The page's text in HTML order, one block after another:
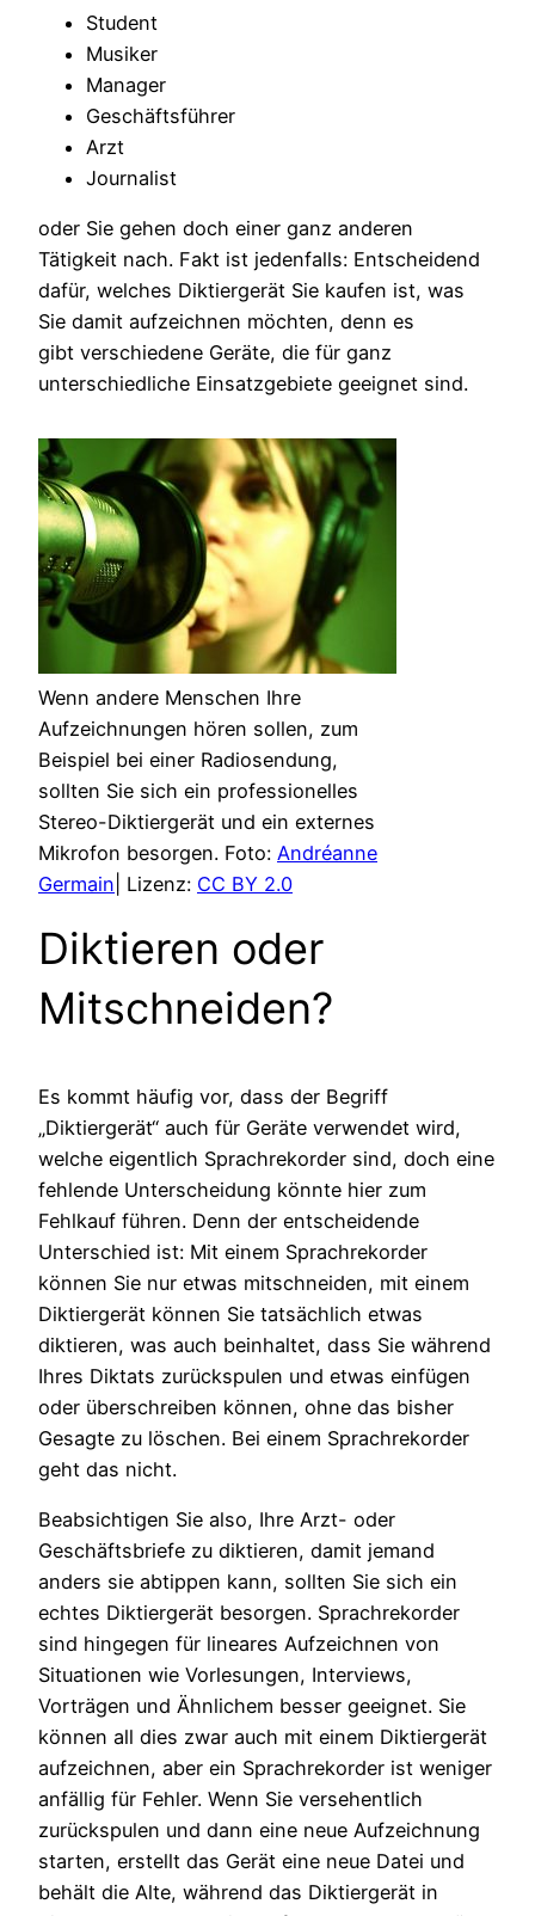
Student
Musiker
Manager
Geschäftsführer
Arzt
Journalist
oder Sie gehen doch einer ganz anderen
Tätigkeit nach. Fakt ist jedenfalls: Entscheidend
dafür, welches Diktiergerät Sie kaufen ist, was
Sie damit aufzeichnen möchten, denn es
gibt verschiedene Geräte, die für ganz
unterschiedliche Einsatzgebiete geeignet sind.
Wenn andere Menschen Ihre
Aufzeichnungen hören sollen, zum
Beispiel bei einer Radiosendung,
sollten Sie sich ein professionelles
Stereo-Diktiergerät und ein externes
Mikrofon besorgen. Foto: Andréanne
Germain | Lizenz: CC BY 2.0
Diktieren oder
Mitschneiden?
Es kommt häufig vor, dass der Begriff
„Diktiergerät“ auch für Geräte verwendet wird,
welche eigentlich Sprachrekorder sind, doch eine
fehlende Unterscheidung könnte hier zum
Fehlkauf führen. Denn der entscheidende
Unterschied ist: Mit einem Sprachrekorder
können Sie nur etwas mitschneiden, mit einem
Diktiergerät können Sie tatsächlich etwas
diktieren, was auch beinhaltet, dass Sie während
Ihres Diktats zurückspulen und etwas einfügen
oder überschreiben können, ohne das bisher
Gesagte zu löschen. Bei einem Sprachrekorder
geht das nicht.
Beabsichtigen Sie also, Ihre Arzt- oder
Geschäftsbriefe zu diktieren, damit jemand
anders sie abtippen kann, sollten Sie sich ein
echtes Diktiergerät besorgen. Sprachrekorder
sind hingegen für lineares Aufzeichnen von
Situationen wie Vorlesungen, Interviews,
Vorträgen und Ähnlichem besser geeignet. Sie
können all dies zwar auch mit einem Diktiergerät
aufzeichnen, aber ein Sprachrekorder ist weniger
anfällig für Fehler. Wenn Sie versehentlich
zurückspulen und dann eine neue Aufzeichnung
starten, erstellt das Gerät eine neue Datei und
behält die Alte, während das Diktiergerät in